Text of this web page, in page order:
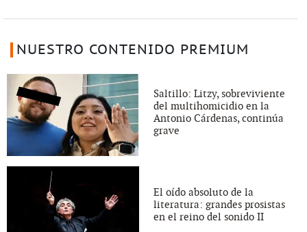
NUESTRO CONTENIDO PREMIUM
Saltillo: Litzy, sobreviviente
del multihomicidio en la
Antonio Cárdenas, continúa
grave
El oído absoluto de la
literatura: grandes prosistas
en el reino del sonido II